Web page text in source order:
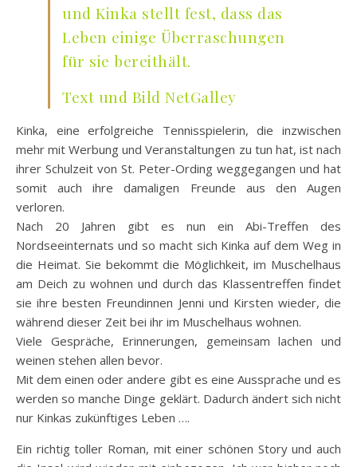
und Kinka stellt fest, dass das
Leben einige Überraschungen
für sie bereithält.
Text und Bild NetGalley
Kinka, eine erfolgreiche Tennisspielerin, die inzwischen
mehr mit Werbung und Veranstaltungen zu tun hat, ist nach
ihrer Schulzeit von St. Peter-Ording weggegangen und hat
somit auch ihre damaligen Freunde aus den Augen
verloren.
Nach 20 Jahren gibt es nun ein Abi-Treffen des
Nordseeinternats und so macht sich Kinka auf dem Weg in
die Heimat. Sie bekommt die Möglichkeit, im Muschelhaus
am Deich zu wohnen und durch das Klassentreffen findet
sie ihre besten Freundinnen Jenni und Kirsten wieder, die
während dieser Zeit bei ihr im Muschelhaus wohnen.
Viele Gespräche, Erinnerungen, gemeinsam lachen und
weinen stehen allen bevor.
Mit dem einen oder andere gibt es eine Aussprache und es
werden so manche Dinge geklärt. Dadurch ändert sich nicht
nur Kinkas zukünftiges Leben ….
Ein richtig toller Roman, mit einer schönen Story und auch